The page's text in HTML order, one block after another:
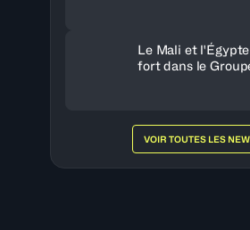
Le Mali et
fort dans le
VOIR TOUTES LES